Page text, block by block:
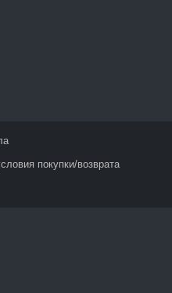
покупки/возврата